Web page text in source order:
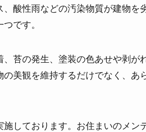
、酸性雨などの汚染物質が建物を
です。
苔の発生、塗装の色あせや剥が
の美観を維持するだけでなく、あ
施しております。お住まいのメン